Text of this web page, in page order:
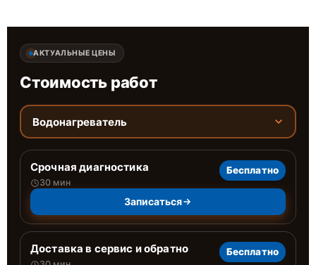
АКТУАЛЬНЫЕ ЦЕНЫ
Стоимость работ
Водонагреватель
Срочная диагностика
30 мин
Бесплатно
Записаться
Доставка в сервис и обратно Бесплатно